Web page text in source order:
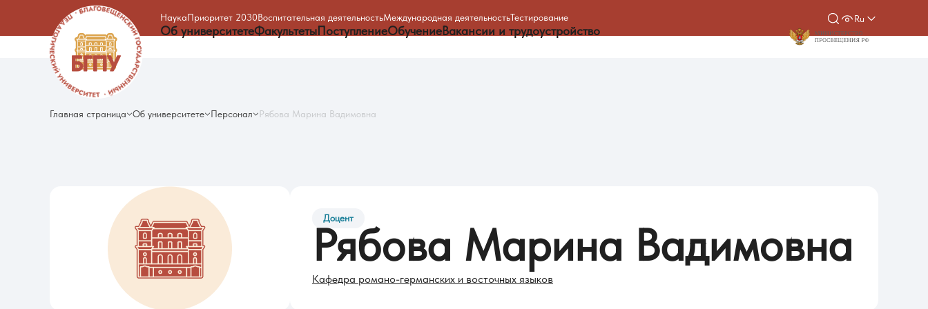
НаукаПриоритет 2030Воспитательная деятельностьМеждународная деятельностьТестирование
Об университетеФакультетыПоступлениеОбучениеВакансии и трудоустройство
Ru
Главная страница Об университете Персонал Рябова Марина Вадимовна
Доцент
Рябова Марина Вадимовна
Кафедра романо-германских и восточных языков